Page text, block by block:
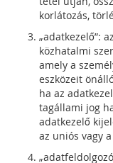
korlátozás,
„adatkezelő”:
közhatalmi
amely a
eszközeit
ha az
tagállami jog
adatkezelő
az uniós vagy